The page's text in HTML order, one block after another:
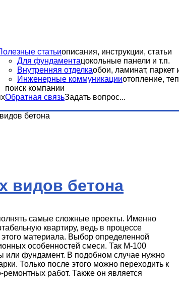
статьиописания, инструкции, статьи
Для фундаментацокольные панели и т.п.
Внутренняя отделкаобои, ламинат, паркет
Инженерные коммуникацииотопление,
поиск компании
Обратная связьЗадать вопрос...
бетона
видов бетона
самые сложные проекты. Именно
квартиру, ведь в процессе
этого материала. Выбор определенной
особенностей смеси. Так М-100
или фундамент. В подобном случае нужно
Только после этого можно переходить к
работ. Также он является